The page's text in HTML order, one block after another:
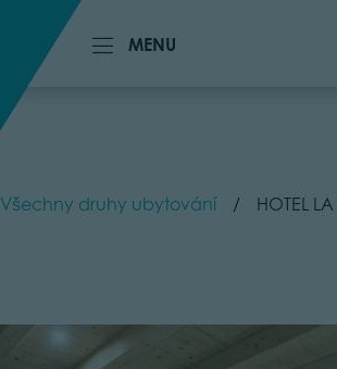
MENU
MENU
Všechny druhy ubytování HOTEL